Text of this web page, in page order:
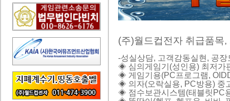
(주)월드컵전자 취급품
-성실상담, 고객감동실현, 공
◈ 심의게임기(성인용) 최저가
◈ 게임기용(PC프로그램,
◈ 의자(오락실용, PC방용) 중
◈ 점수보관시스템(태블릿PC